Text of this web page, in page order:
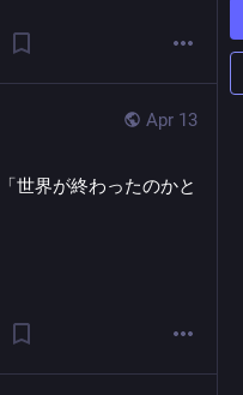
Apr 13
世界が終わったのかと